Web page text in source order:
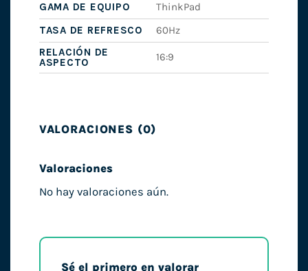
GAMA DE EQUIPO
ThinkPad
TASA DE REFRESCO
60Hz
RELACIÓN DE
ASPECTO
16:9
VALORACIONES (0)
Valoraciones
No hay valoraciones aún.
Sé el primero en valorar